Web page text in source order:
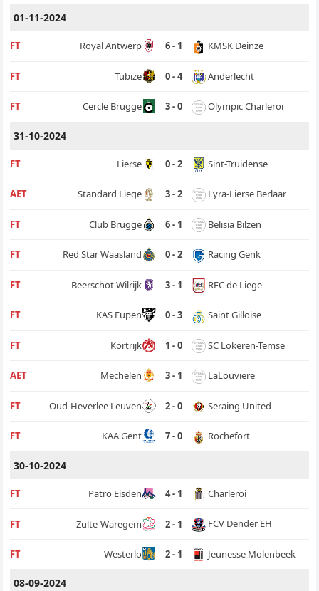
01-11-2024
FT Royal Antwerp 6 - 1 KMSK Deinze
FT Tubize 0 - 4 Anderlecht
FT Cercle Brugge 3 - 0 Olympic Charleroi
31-10-2024
FT Lierse 0 - 2 Sint-Truidense
AET Standard Liege 3 - 2 Lyra-Lierse Berlaar
FT Club Brugge 6 - 1 Belisia Bilzen
FT Red Star Waasland 0 - 2 Racing Genk
FT Beerschot Wilrijk 3 - 1 RFC de Liege
FT KAS Eupen 0 - 3 Saint Gilloise
FT Kortrijk 1 - 0 SC Lokeren-Temse
AET Mechelen 3 - 1 LaLouviere
FT Oud-Heverlee Leuven 2 - 0 Seraing United
FT KAA Gent 7 - 0 Rochefort
30-10-2024
FT Patro Eisden 4 - 1 Charleroi
FT Zulte-Waregem 2 - 1 FCV Dender EH
FT Westerlo 2 - 1 Jeunesse Molenbeek
08-09-2024